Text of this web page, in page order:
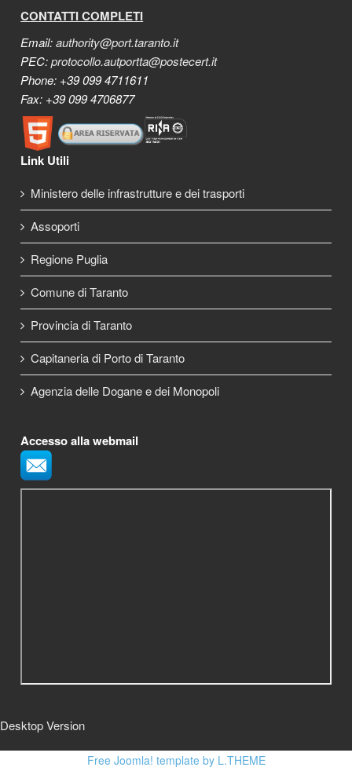
CONTATTI COMPLETI
Email:authority@port.taranto.it
PEC:protocollo.autportta@postecert.it
Phone: +39 099 4711611
Fax: +39 099 4706877
Link Utili
Ministero delle infrastrutture e dei trasporti
Assoporti
Regione Puglia
Comune di Taranto
Provincia di Taranto
Capitaneria di Porto di Taranto
Agenzia delle Dogane e dei Monopoli
Accesso alla webmail
Desktop Version
Free Joomla! template by L.THEME